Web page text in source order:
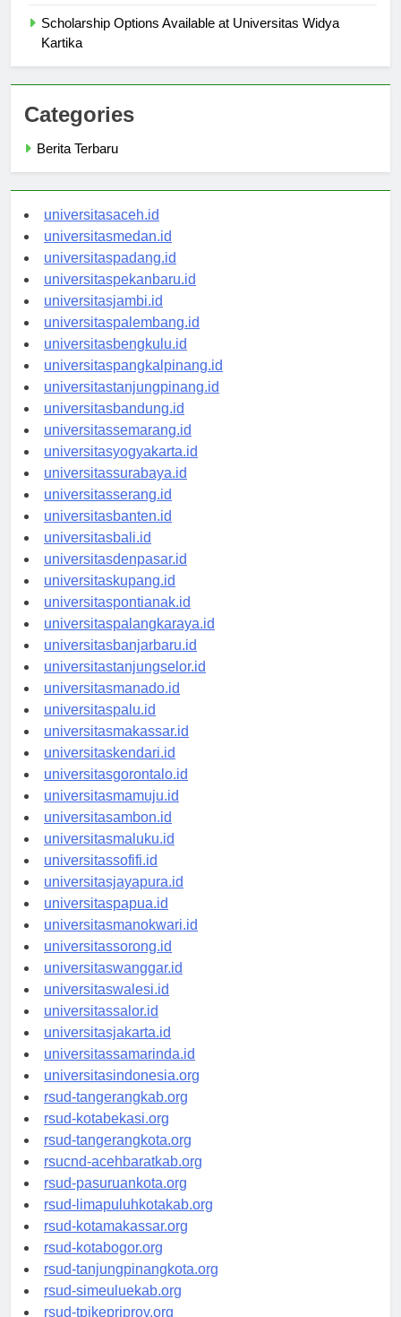
Scholarship Options Available at Universitas Widya
Categories
universitasaceh.id
universitasmedan.id
universitaspadang.id
universitaspekanbaru.id
universitasjambi.id
universitaspalembang.id
universitasbengkulu.id
universitaspangkalpinang.id
universitastanjungpinang.id
universitasbandung.id
universitassemarang.id
universitasyogyakarta.id
universitassurabaya.id
universitasserang.id
universitasbanten.id
universitasbali.id
universitasdenpasar.id
universitaskupang.id
universitaspontianak.id
universitaspalangkaraya.id
universitasbanjarbaru.id
universitastanjungselor.id
universitasmanado.id
universitaspalu.id
universitasmakassar.id
universitaskendari.id
universitasgorontalo.id
universitasmamuju.id
universitasambon.id
universitasmaluku.id
universitassofifi.id
universitasjayapura.id
universitaspapua.id
universitasmanokwari.id
universitassorong.id
universitaswanggar.id
universitaswalesi.id
universitassalor.id
universitasjakarta.id
universitassamarinda.id
universitasindonesia.org
rsud-tangerangkab.org
rsud-kotabekasi.org
rsud-tangerangkota.org
rsucnd-acehbaratkab.org
rsud-pasuruankota.org
rsud-limapuluhkotakab.org
rsud-kotamakassar.org
rsud-kotabogor.org
rsud-tanjungpinangkota.org
rsud-simeuluekab.org